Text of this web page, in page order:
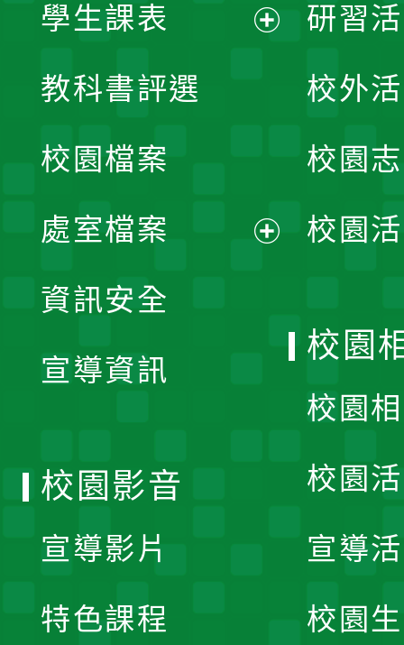
學生課表
單
教科書評選
校園檔案
處室檔案
資訊安全
宣導資訊
研習
校外
校園
校園
校園
校園
校園
宣導
校園
校園影音
宣導影片
特色課程